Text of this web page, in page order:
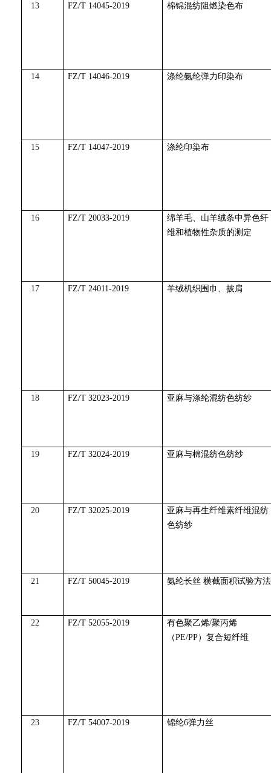
13 FZ/T 14045-2019 棉锦混纺阻燃染色布
14 FZ/T 14046-2019 涤纶氨纶弹力印染布
15 FZ/T 14047-2019 涤纶印染布
16 FZ/T 20033-2019
绵羊毛、山羊绒条中异色纤
维和植物性杂质的测定
17 FZ/T 24011-2019 羊绒机织围巾、披肩
18 FZ/T 32023-2019 亚麻与涤纶混纺色纺纱
19 FZ/T 32024-2019 亚麻与棉混纺色纺纱
20 FZ/T 32025-2019
亚麻与再生纤维素纤维混纺
色纺纱
21 FZ/T 50045-2019 氨纶长丝 横截面积试验方法
22 FZ/T 52055-2019
有色聚乙烯/聚丙烯
（PE/PP）复合短纤维
23 FZ/T 54007-2019 锦纶6弹力丝